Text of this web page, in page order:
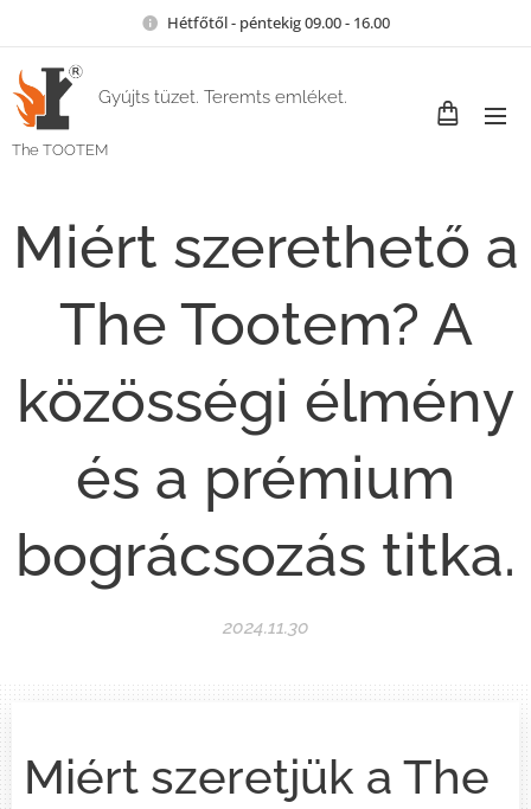
Hétfőtől - péntekig 09.00 - 16.00
Gyújts tüzet. Teremts emléket.
The TOOTEM
Miért szerethető a
The Tootem? A
közösségi élmény
és a prémium
bográcsozás titka.
2024.11.30
Miért szeretjük a The